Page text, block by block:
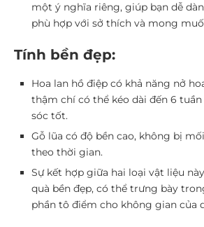
một ý nghĩa riêng, giúp bạn dễ
phù hợp với sở thích và mong
Tính bền đẹp:
Hoa lan hồ điệp có khả năng nở
thậm chí có thể kéo dài đến 6
sóc tốt.
Gỗ lũa có độ bền cao, không bị
theo thời gian.
Sự kết hợp giữa hai loại vật liệu
quà bền đẹp, có thể trưng bày
phần tô điểm cho không gian của